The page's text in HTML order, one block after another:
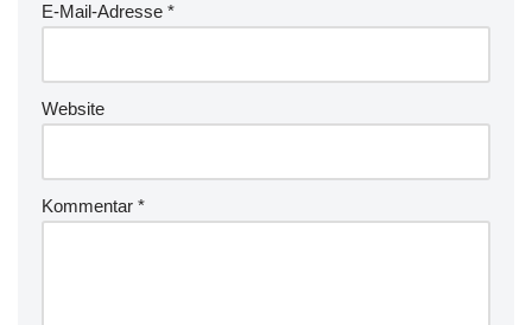
E-Mail-Adresse *
Website
Kommentar *